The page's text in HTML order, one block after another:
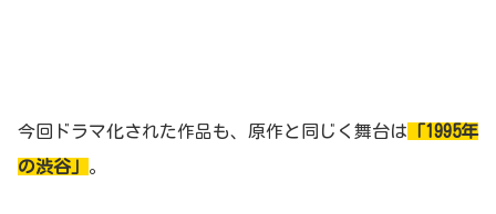
今回ドラマ化された作品も、原作と同じく舞台は 「1995年
の渋谷」 。